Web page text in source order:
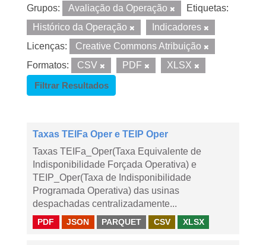
Grupos: Avaliação da Operação
Etiquetas:
Histórico da Operação
Indicadores
Licenças:
Creative Commons Atribuição
Formatos:
CSV PDF
XLSX
Filtrar Resultados
Taxas TEIFa Oper e TEIP Oper
Taxas TEIFa_Oper(Taxa Equivalente de
Indisponibilidade Forçada Operativa) e
TEIP_Oper(Taxa de Indisponibilidade
Programada Operativa) das usinas
despachadas centralizadamente...
PDF JSON PARQUET CSV XLSX